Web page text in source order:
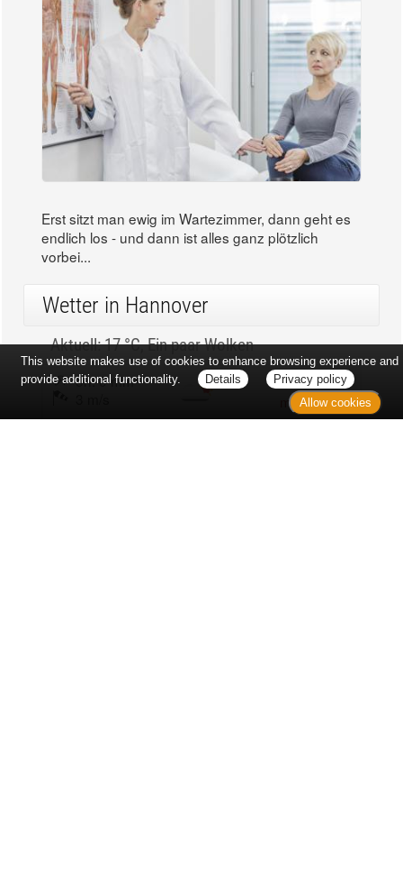
Erst sitzt man ewig im Wartezimmer, dann geht es
endlich los - und dann ist alles ganz plötzlich
vorbei...
Wetter in Hannover
Aktuell: 17 °C,Ein paar Wolken
3h: 0 mm
min: 17 °C
max: 18 °C
This website makes use of cookies to enhance browsing experience and
provide additional functionality.
Details
Privacy policy
Allow cookies